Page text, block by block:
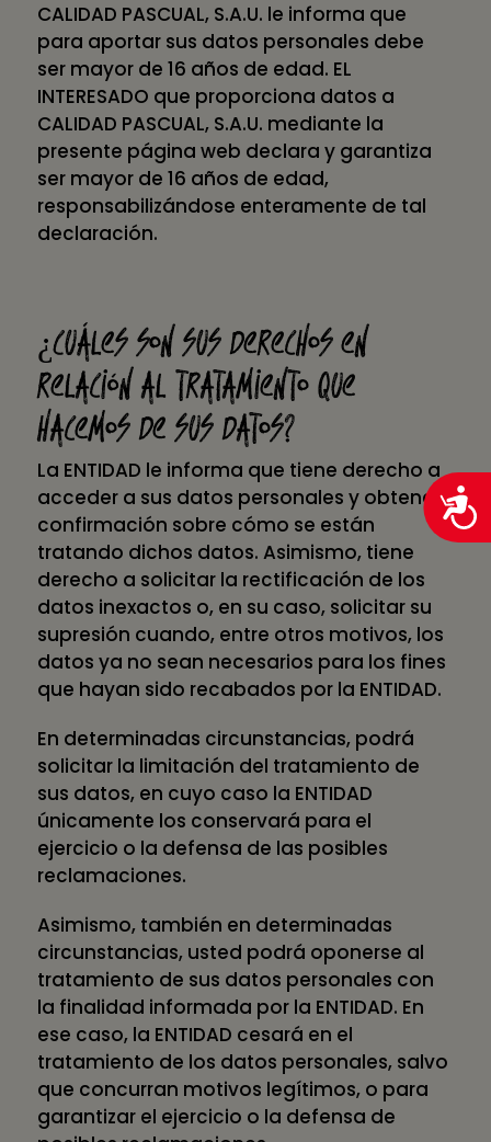
CALIDAD PASCUAL, S.A.U. le informa que
para aportar sus datos personales debe
ser mayor de 16 años de edad. EL
INTERESADO que proporciona datos a
CALIDAD PASCUAL, S.A.U. mediante la
presente página web declara y garantiza
ser mayor de 16 años de edad,
responsabilizándose enteramente de tal
declaración.
¿Cuáles son sus derechos en
relación al tratamiento que
hacemos de sus datos?
La ENTIDAD le informa que tiene derecho a
acceder a sus datos personales y obtener
confirmación sobre cómo se están
tratando dichos datos. Asimismo, tiene
derecho a solicitar la rectificación de los
datos inexactos o, en su caso, solicitar su
supresión cuando, entre otros motivos, los
datos ya no sean necesarios para los fines
que hayan sido recabados por la ENTIDAD.
En determinadas circunstancias, podrá
solicitar la limitación del tratamiento de
sus datos, en cuyo caso la ENTIDAD
únicamente los conservará para el
ejercicio o la defensa de las posibles
reclamaciones.
Asimismo, también en determinadas
circunstancias, usted podrá oponerse al
tratamiento de sus datos personales con
la finalidad informada por la ENTIDAD. En
ese caso, la ENTIDAD cesará en el
tratamiento de los datos personales, salvo
que concurran motivos legítimos, o para
garantizar el ejercicio o la defensa de